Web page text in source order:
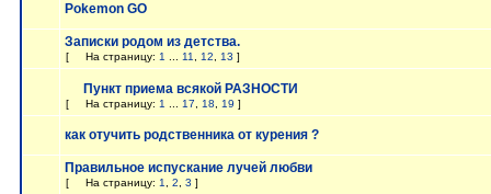
Pokemon GO
Записки родом из детства.
[ На страницу: 1 11 12 13 ]
Пункт приема всякой РАЗНОСТИ
[ На страницу: 1 17 18 19 ]
как отучить родственника от курения ?
Правильное испускание лучей любви
[ На страницу: 1 2 3 ]